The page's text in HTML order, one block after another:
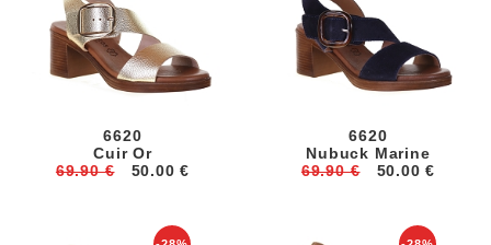
6620
Cuir Or
69.90 €
50.00 €
6620
Nubuck Marine
69.90 €
50.00 €